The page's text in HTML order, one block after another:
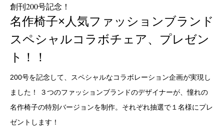
創刊200号記念！
名作椅子×人気ファッションブランド
スペシャルコラボチェア、プレゼン
ト！！
200号を記念して、スペシャルなコラボレーション企画が実現し
ました！ ３つのファッションブランドのデザイナーが、憧れの
名作椅子の特別バージョンを制作。それぞれ抽選で１名様にプレ
ゼントします！